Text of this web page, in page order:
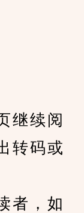
继续阅
转码或
，如